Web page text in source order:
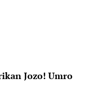
Jozo! Umro